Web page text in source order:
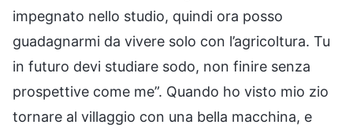
impegnato nello studio, quindi ora posso
guadagnarmi da vivere solo con l’agricoltura. Tu
in futuro devi studiare sodo, non finire senza
prospettive come me”. Quando ho visto mio zio
tornare al villaggio con una bella macchina, e